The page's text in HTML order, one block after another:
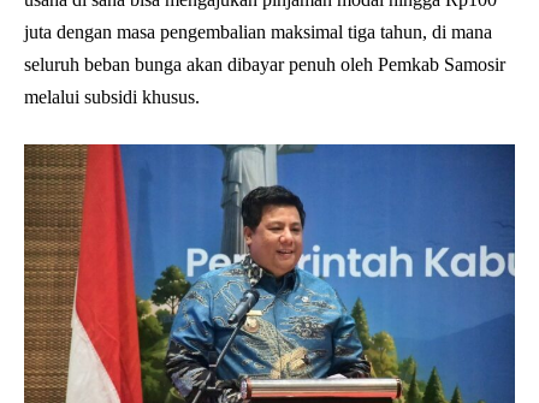
juta dengan masa pengembalian maksimal tiga tahun, di mana
seluruh beban bunga akan dibayar penuh oleh Pemkab Samosir
melalui subsidi khusus.